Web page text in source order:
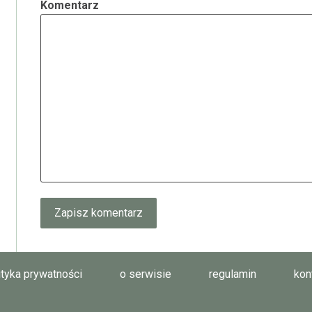
Komentarz
prywatności o serwisie regulamin